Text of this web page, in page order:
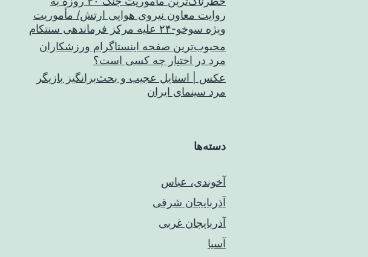
روایت معاون نیروی هوایی ارتش/ مأموریت
ویژه سوخو-۲۴ علیه مرکز فرماندهی سنتکام
محبوب‌ترین صفحه اینستاگرام ورزشکاران
مرد در اختیار چه کسی است؟
عکس | استایل عجیب و بحث‌برانگیز بازیگر
مرد سینمای ایران
دسته‌ها
آخوندی، عباس
آذربایجان شرقی
آذربایجان غربی
آسیا